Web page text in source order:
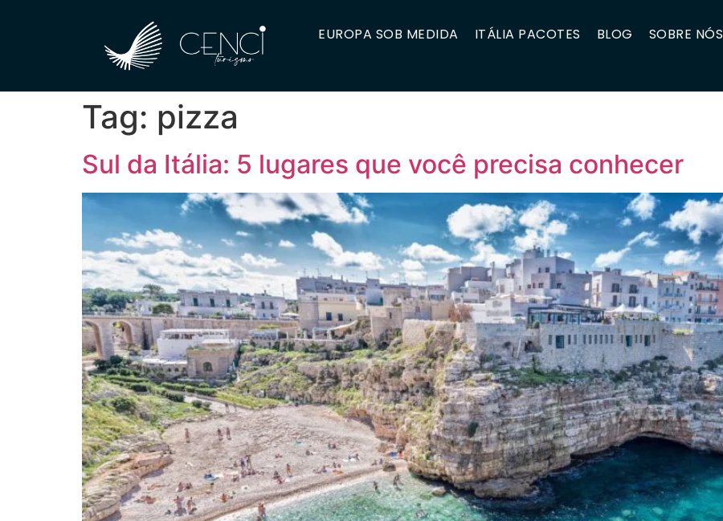
EUROPA SOB MEDIDA ITÁLIA PACOTES BLOG SOBRE NÓS
Tag: pizza
Sul da Itália: 5 lugares que você precisa conhecer